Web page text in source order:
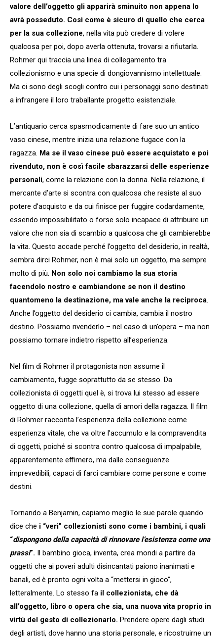
valore dell’oggetto gli apparirà sminuito non appena lo
avrà posseduto. Così come è sicuro di quello che cerca
per la sua collezione, nella vita può credere di volere
qualcosa per poi, dopo averla ottenuta, trovarsi a rifiutarla.
Rohmer qui traccia una linea di collegamento tra
collezionismo e una specie di dongiovannismo intellettuale.
Ma ci sono degli scogli contro cui i personaggi sono destinati
a infrangere il loro traballante progetto esistenziale.
L’antiquario cerca spasmodicamente di fare suo un antico
vaso cinese, mentre inizia una relazione fugace con la
ragazza. Ma se il vaso cinese può essere acquistato e poi
rivenduto, non è così facile sbarazzarsi delle esperienze
personali, come la relazione con la donna. Nella relazione, il
mercante d’arte si scontra con qualcosa che resiste al suo
potere d’acquisto e da cui finisce per fuggire codardamente,
essendo impossibilitato o forse solo incapace di attribuire un
valore che non sia di scambio a qualcosa che gli cambierebbe
la vita. Questo accade perché l’oggetto del desiderio, in realtà,
sembra dirci Rohmer, non è mai solo un oggetto, ma sempre
molto di più. Non solo noi cambiamo la sua storia
facendolo nostro e cambiandone se non il destino
quantomeno la destinazione, ma vale anche la reciproca
Anche l’oggetto del desiderio ci cambia, cambia il nostro
destino. Possiamo rivenderlo – nel caso di un’opera – ma non
possiamo tornare indietro rispetto all’esperienza.
Nel film di Rohmer il protagonista non assume il
cambiamento, fugge soprattutto da se stesso. Da
collezionista di oggetti quel è, si trova lui stesso ad essere
oggetto di una collezione, quella di amori della ragazza. Il film
di Rohmer racconta l’esperienza della collezione come
esperienza vitale, che va oltre l’accumulo e la compravendita
di oggetti, poiché si scontra contro qualcosa di impalpabile,
apparentemente effimero, ma dalle conseguenze
imprevedibili, capaci di farci cambiare come persone e come
destini.
Tornando a Benjamin, capiamo meglio le sue parole quando
dice che i “veri” collezionisti sono come i bambini, i quali
“dispongono della capacità di rinnovare l’esistenza come una
prassi”. Il bambino gioca, inventa, crea mondi a partire da
oggetti che ai poveri adulti disincantati paiono inanimati e
banali, ed è pronto ogni volta a “mettersi in gioco”,
letteralmente. Lo stesso fa il collezionista, che dà
all’oggetto, libro o opera che sia, una nuova vita proprio in
virtù del gesto di collezionarlo. Prendere opere dagli studi
degli artisti, dove hanno una storia personale, e ricostruirne un